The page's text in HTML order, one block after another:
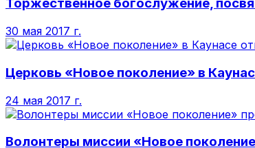
Торжественное богослужение,
30 мая 2017 г.
Церковь «Новое поколение» в
24 мая 2017 г.
Волонтеры миссии «Новое